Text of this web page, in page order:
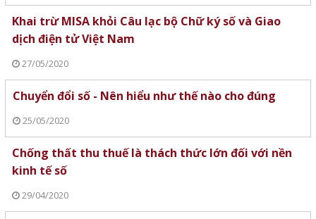
Khai trừ MISA khỏi Câu lạc bộ Chữ ký số và Giao
dịch điện tử Việt Nam
27/05/2020
Chuyển đổi số - Nên hiểu như thế nào cho đúng
25/05/2020
Chống thất thu thuế là thách thức lớn đối với nền
kinh tế số
29/04/2020